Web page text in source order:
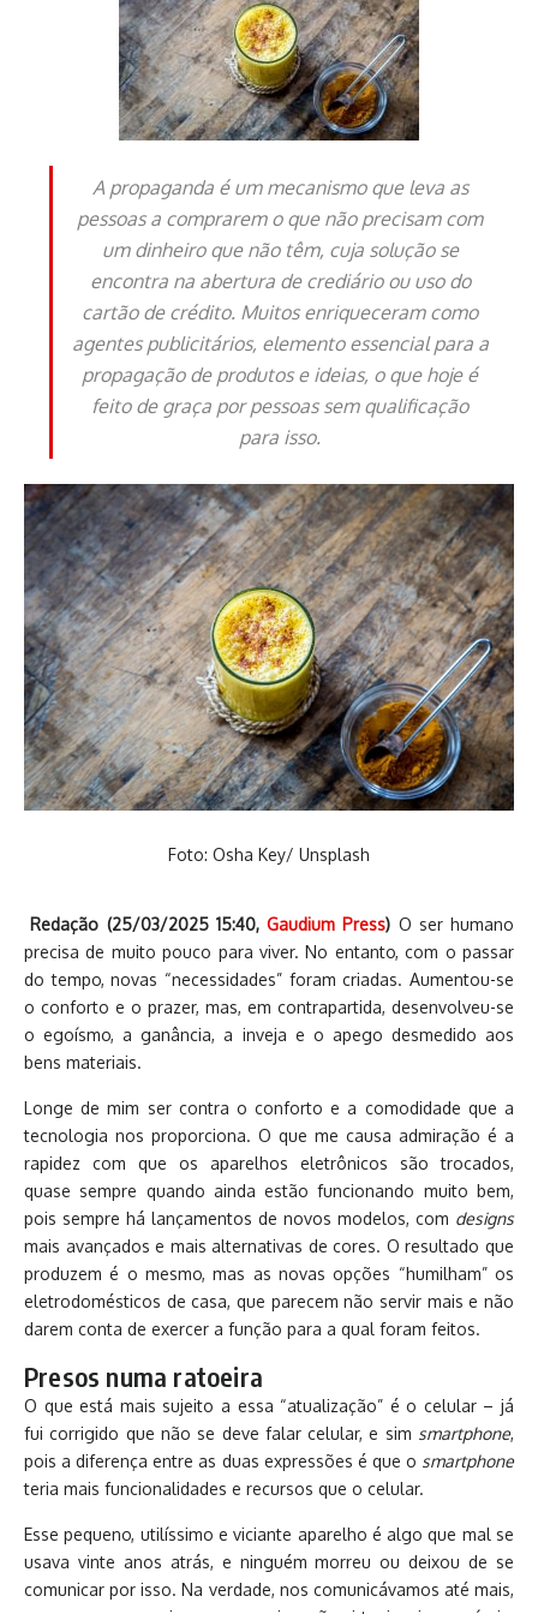
A propaganda é um mecanismo que leva as
pessoas a comprarem o que não precisam com
um dinheiro que não têm, cuja solução se
encontra na abertura de crediário ou uso do
cartão de crédito. Muitos enriqueceram como
agentes publicitários, elemento essencial para a
propagação de produtos e ideias, o que hoje é
feito de graça por pessoas sem qualificação
para isso.
Foto: Osha Key/ Unsplash
Redação (25/03/2025 15:40, Gaudium Press) O ser humano
precisa de muito pouco para viver. No entanto, com o passar
do tempo, novas “necessidades” foram criadas. Aumentou-se
o conforto e o prazer, mas, em contrapartida, desenvolveu-se
o egoísmo, a ganância, a inveja e o apego desmedido aos
bens materiais.
Longe de mim ser contra o conforto e a comodidade que a
tecnologia nos proporciona. O que me causa admiração é a
rapidez com que os aparelhos eletrônicos são trocados,
quase sempre quando ainda estão funcionando muito bem,
pois sempre há lançamentos de novos modelos, com designs
mais avançados e mais alternativas de cores. O resultado que
produzem é o mesmo, mas as novas opções “humilham” os
eletrodomésticos de casa, que parecem não servir mais e não
darem conta de exercer a função para a qual foram feitos.
Presos numa ratoeira
O que está mais sujeito a essa “atualização” é o celular – já
fui corrigido que não se deve falar celular, e sim smartphone,
pois a diferença entre as duas expressões é que o smartphone
teria mais funcionalidades e recursos que o celular.
Esse pequeno, utilíssimo e viciante aparelho é algo que mal se
usava vinte anos atrás, e ninguém morreu ou deixou de se
comunicar por isso. Na verdade, nos comunicávamos até mais,